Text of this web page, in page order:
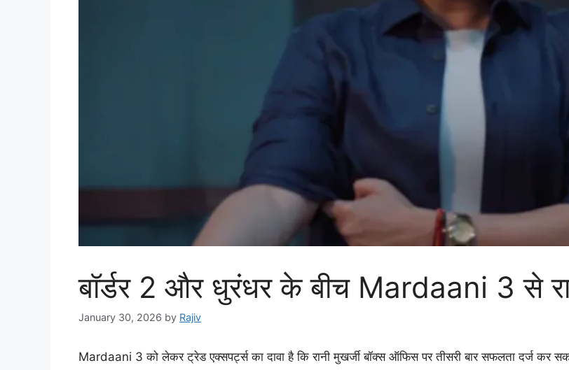
बॉर्डर 2 और धुरंधर के बीच Mardaani 3 से
January 30, 2026 by Rajiv
Mardaani 3 को लेकर ट्रेड एक्सपर्ट्स का दावा है कि रानी मुखर्जी बॉक्स ऑफिस पर तीसरी बार सफलता दर्ज कर